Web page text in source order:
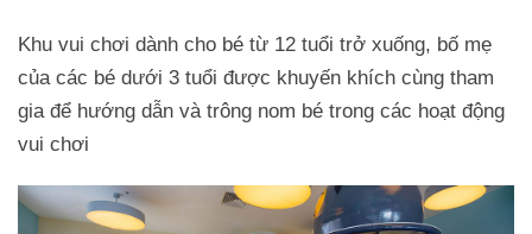
Khu vui chơi dành cho bé từ 12 tuổi trở xuống, bố mẹ
của các bé dưới 3 tuổi được khuyến khích cùng tham
gia để hướng dẫn và trông nom bé trong các hoạt động
vui chơi